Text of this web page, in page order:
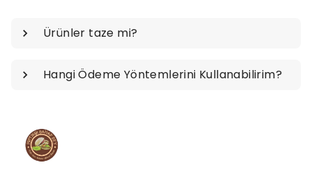
Ürünler taze mi?
Hangi Ödeme Yöntemlerini Kullanabilirim?